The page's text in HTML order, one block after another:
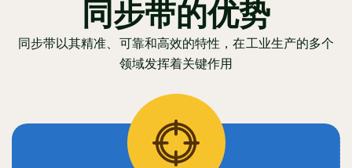
同步带的优势
同步带以其精准、可靠和高效的特性，在工业生产的多个
领域发挥着关键作用